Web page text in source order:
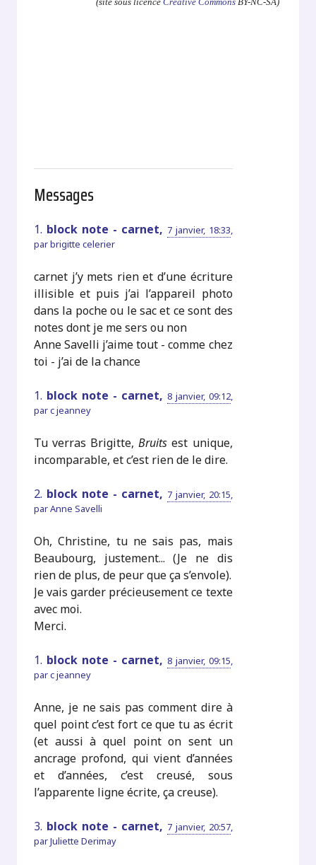
Messages
1. block note - carnet, 7 janvier, 18:33,
parbrigitte celerier
carnet j’y mets rien et d’une écriture
illisible et puis j’ai l’appareil photo
dans la poche ou le sac et ce sont des
notes dont je me sers ou non
Anne Savelli j’aime tout - comme chez
toi - j’ai de la chance
1. block note - carnet, 8 janvier, 09:12,
parc jeanney
Tu verras Brigitte,Bruitsest unique,
incomparable, et c’est rien de le dire.
2. block note - carnet, 7 janvier, 20:15,
parAnne Savelli
Oh, Christine, tu ne sais pas, mais
Beaubourg, justement... (Je ne dis
rien de plus, de peur que ça s’envole).
Je vais garder précieusement ce texte
avec moi.
Merci.
1. block note - carnet, 8 janvier, 09:15,
parc jeanney
Anne, je ne sais pas comment dire à
quel point c’est fort ce que tu as écrit
(et aussi à quel point on sent un
ancrage profond, qui vient d’années
et d’années, c’est creusé, sous
l’apparente ligne écrite, ça creuse).
3. block note - carnet, 7 janvier, 20:57,
parJuliette Derimay